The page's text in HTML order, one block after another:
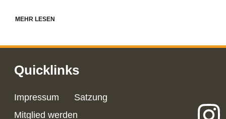
MEHR LESEN
Quicklinks
Impressum
Satzung
Mitglied werden